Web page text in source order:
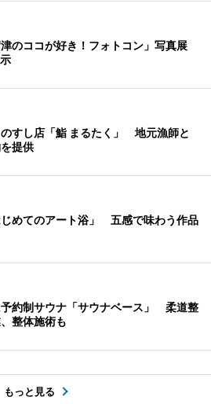
のココが好き！フォトコン」写真展
すし店「鮨 まるたく」 地元漁師と
提供
めてのアート浴」 五感で味わう作品
約制サウナ「サウナベース」 柔道整
整体施術も
もっと見る